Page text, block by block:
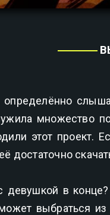
множество
этот проект.
достаточно
девушкой в
выбраться